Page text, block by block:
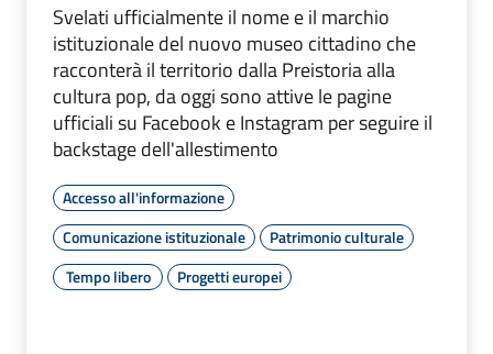
Svelati ufficialmente il nome e il marchio
istituzionale del nuovo museo cittadino che
racconterà il territorio dalla Preistoria alla
cultura pop, da oggi sono attive le pagine
ufficiali su Facebook e Instagram per seguire il
backstage dell'allestimento
Accesso all'informazione
Comunicazione istituzionale
Patrimonio culturale
Tempo libero
Progetti europei